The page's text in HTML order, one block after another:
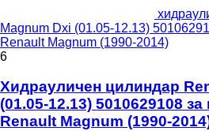
Magnum Dxi (01.05-12.13)
Renault Magnum (1990-2014)
6
Хидрауличен цилиндар
(01.05-12.13) 5010629108
Renault Magnum (1990-